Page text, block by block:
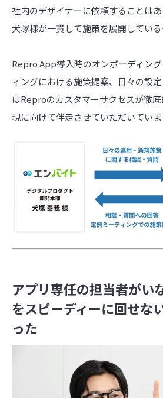
社内のデザイナーに依頼することは
犬塚様が一貫して施策を展開している
Repro App導入時のオンボーディン
ィングにおける施策提案、日々の設
はReproのカスタマーサクセスが徹
現に向けて伴走させていただいていま
アプリ専任の担当者がい
をスピーディーに回せな
った